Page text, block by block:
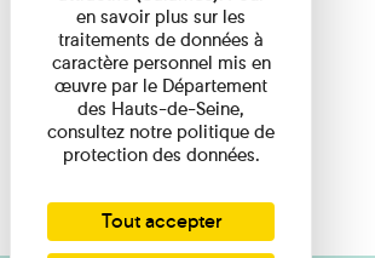
en savoir plus sur les
traitements de données à
caractère personnel mis en
œuvre par le Département
des Hauts-de-Seine,
consultez notre politique de
protection des données.
Tout accepter